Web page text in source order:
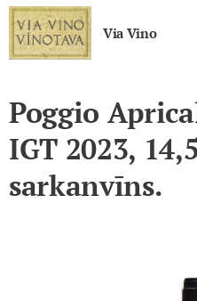
Via Vino
Poggio
IGT 2023,
sarkanvīns.